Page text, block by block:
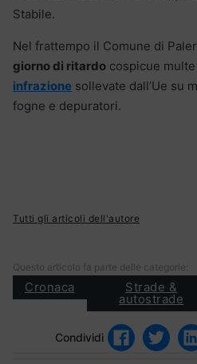
Stabile.
Nel frattempo il Comune di
giorno di ritardo cospicue
infrazione sollevate dall’Ue su
fogne e depuratori.
Tutti gli articoli dell'autore
Questo articolo fa parte delle categorie:
Cronaca Strade &
autostrade
Condividi